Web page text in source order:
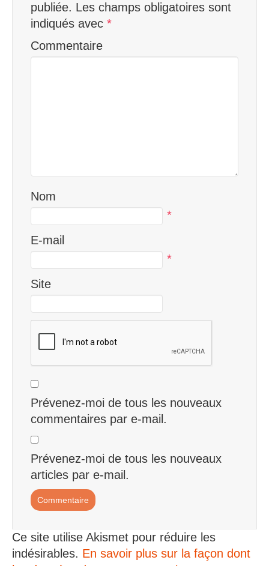
publiée. Les champs obligatoires sont
indiqués avec *
Commentaire
Nom
*
E-mail
*
Site
Prévenez-moi de tous les nouveaux
commentaires par e-mail.
Prévenez-moi de tous les nouveaux
articles par e-mail.
Ce site utilise Akismet pour réduire les
indésirables. En savoir plus sur la façon dont